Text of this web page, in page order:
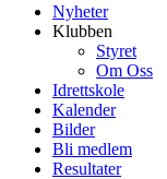
Nyheter
Klubben
Styret
Om Oss
Idrettskole
Kalender
Bilder
Bli medlem
Resultater